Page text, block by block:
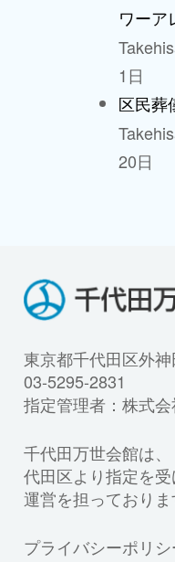
ワーア
1日
区民葬
20日
東京都千代田区外
03-5295-2831
指定管理者：株式
千代田万世会館は
代田区より指定を
運営を担っておりま
プライバシーポリシ